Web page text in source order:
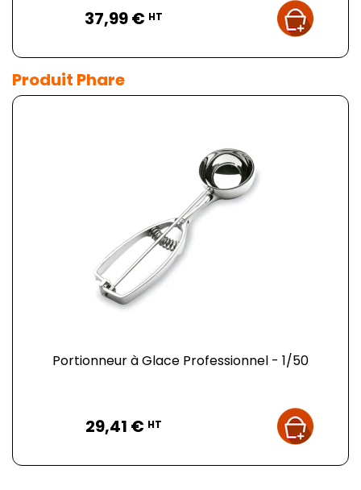
37,99 € HT
Produit Phare
Portionneur à Glace Professionnel - 1/50
29,41 € HT